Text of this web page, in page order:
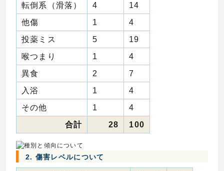
転倒系（滑落）
4
14
他傷
1
4
投薬ミス
5
19
喉つまり
1
4
異食
2
7
入浴
1
4
その他
1
4
合計
28 100
2. 傷害レベルについて